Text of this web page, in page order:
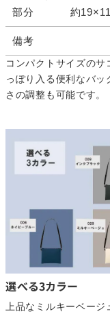
部分
約
備考
コンパクトサイズの
っぽり入る便利なバ
さの調整も可能です。
選べる3カラー
上品なミルキーベージ